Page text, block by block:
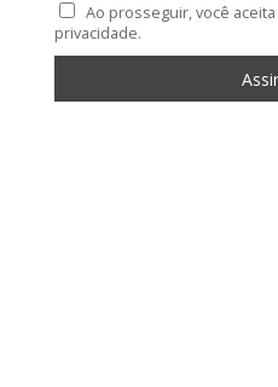
Ao prosseguir, você
privacidade.